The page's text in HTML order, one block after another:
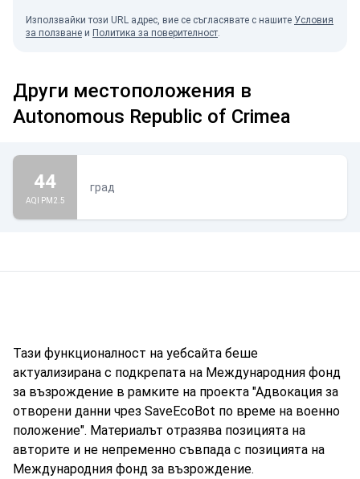
Използвайки този URL адрес, вие се съгласявате с нашите Условия
за ползване и Политика за поверителност.
Други местоположения в
Autonomous Republic of Crimea
44
AQI PM2.5
град
Тази функционалност на уебсайта беше
актуализирана с подкрепата на Международния фонд
за възрождение в рамките на проекта "Адвокация за
отворени данни чрез SaveEcoBot по време на военно
положение". Материалът отразява позицията на
авторите и не непременно съвпада с позицията на
Международния фонд за възрождение.